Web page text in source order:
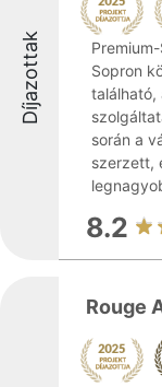
Díjazottak
Sopron
található,
során a
szerzett,
8.2
Rouge